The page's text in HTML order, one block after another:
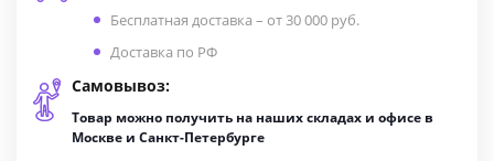
Бесплатная доставка – от 30 000 руб.
Доставка по РФ
Самовывоз:
Товар можно получить на наших складах и офисе в
Москве и Санкт-Петербурге